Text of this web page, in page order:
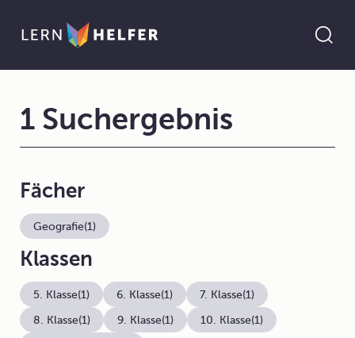
1 Suchergebnis
Fächer
Geografie(1)
Klassen
5. Klasse(1) 6. Klasse(1) 7. Klasse(1)
8. Klasse(1) 9. Klasse(1) 10. Klasse(1)